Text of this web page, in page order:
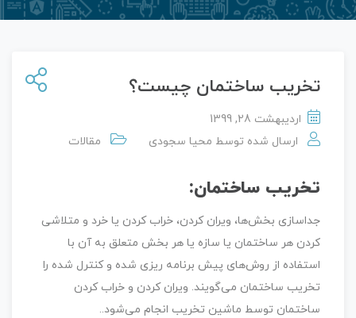
تخریب ساختمان چیست؟
اردیبهشت 28, 1399
ارسال شده توسط محیا سجودی مقالات
تخریب ساختمان:
جداسازی بخش‌ها، ویران کردن، خراب کردن یا خرد و متلاشی
کردن هر ساختمان یا سازه یا هر بخش متعلق به آن با
استفاده از روش‌های پیش برنامه ریزی شده و کنترل شده را
تخریب ساختمان می‌گویند. ویران کردن و خراب کردن
ساختمان توسط ماشین تخریب انجام می‌شود..